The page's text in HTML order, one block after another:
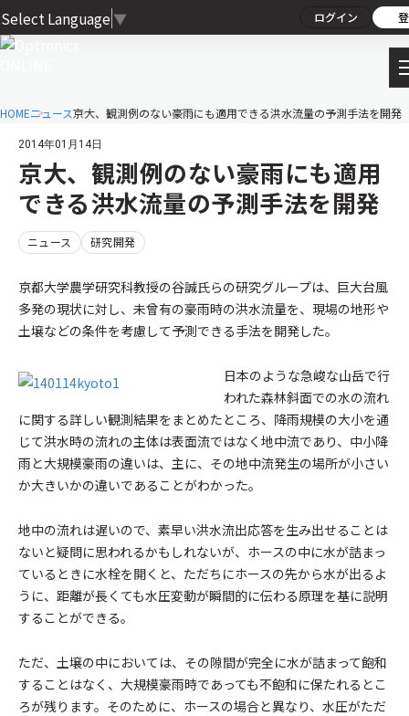
Select Language ▼ ログイン
HOMEニュース京大、観測例のない豪雨にも適用できる洪水流量の予測手法を開発
2014年01月14日
京大、観測例のない豪雨にも適用
できる洪水流量の予測手法を開発
ニュース 研究開発
京都大学農学研究科教授の谷誠氏らの研究グループは、巨大台風
多発の現状に対し、未曾有の豪雨時の洪水流量を、現場の地形や
土壌などの条件を考慮して予測できる手法を開発した。
日本のような急峻な山岳で行
われた森林斜面での水の流れ
に関する詳しい観測結果をまとめたところ、降雨規模の大小を通
じて洪水時の流れの主体は表面流ではなく地中流であり、中小降
雨と大規模豪雨の違いは、主に、その地中流発生の場所が小さい
か大きいかの違いであることがわかった。
地中の流れは遅いので、素早い洪水流出応答を生み出せることは
ないと疑問に思われるかもしれないが、ホースの中に水が詰まっ
ているときに水栓を開くと、ただちにホースの先から水が出るよ
うに、距離が長くても水圧変動が瞬間的に伝わる原理を基に説明
することができる。
ただ、土壌の中においては、その隙間が完全に水が詰まって飽和
することはなく、大規模豪雨時であっても不飽和に保たれるとこ
ろが残ります。そのために、ホースの場合と異なり、水圧がただ